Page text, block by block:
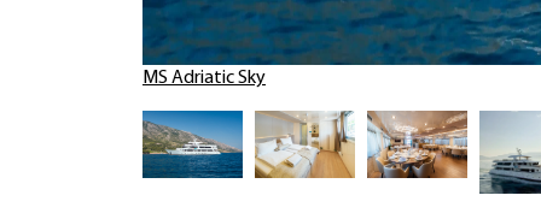
MS Adriatic Sky